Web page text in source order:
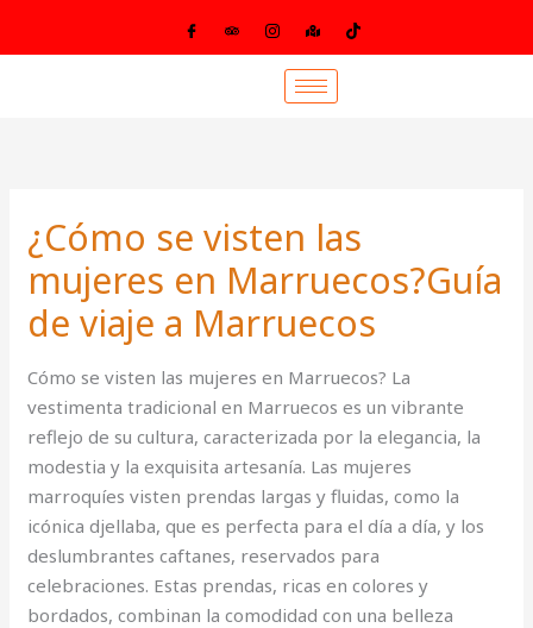
¿Cómo se visten las
mujeres en Marruecos?Guía
de viaje a Marruecos
Cómo se visten las mujeres en Marruecos? La
vestimenta tradicional en Marruecos es un vibrante
reflejo de su cultura, caracterizada por la elegancia, la
modestia y la exquisita artesanía. Las mujeres
marroquíes visten prendas largas y fluidas, como la
icónica djellaba, que es perfecta para el día a día, y los
deslumbrantes caftanes, reservados para
celebraciones. Estas prendas, ricas en colores y
bordados, combinan la comodidad con una belleza